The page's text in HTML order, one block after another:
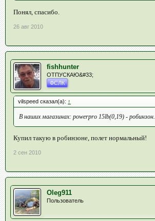
Понял, спасибо.
26 авг 2010
fishhunter
ОТПУСКАЮ&#33;
ФСЛК
vilspeed сказал(а): ↑
В наших магазинах: powerpro 15lb(0,19) - робинзон...
Купил такую в робинзоне, полет нормальный!
2 сен 2010
Oleg911
Пользователь